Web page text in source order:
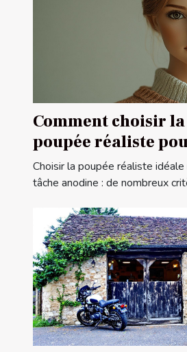
Comment choisir
poupée réaliste
besoins
Choisir la poupée réaliste idéale
tâche anodine : de nombreux